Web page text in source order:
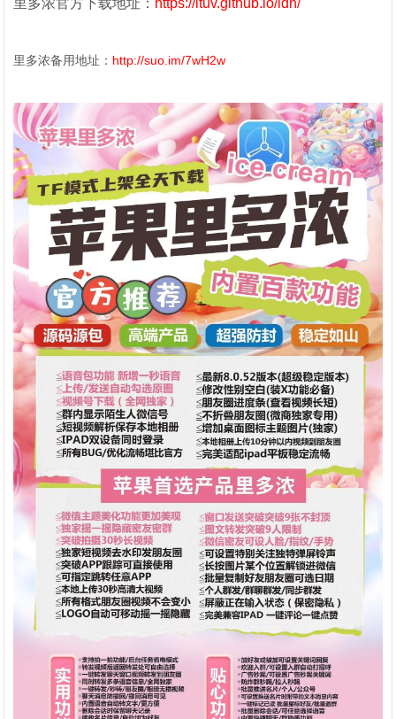
里多浓官方下载地址： https://ituv.github.io/ldn/
里多浓备用地址： http://suo.im/7wH2w